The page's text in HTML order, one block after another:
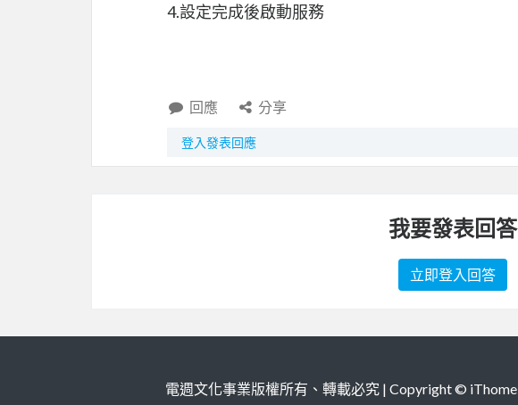
4.設定完成後啟動服務
回應 分享
登入發表回應
我要發表回答
立即登入回答
電週文化事業版權所有、轉載必究 | Copyright © iThome